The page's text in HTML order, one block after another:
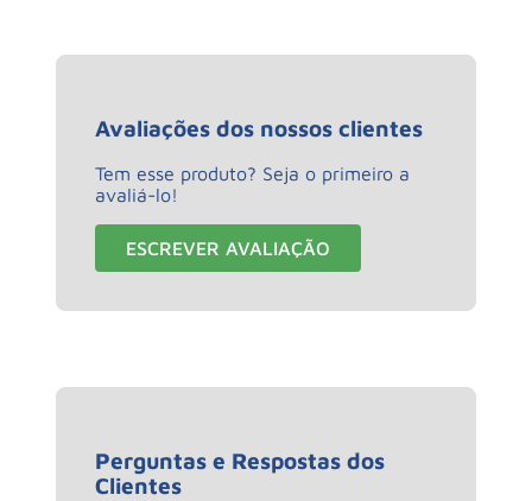
Avaliações dos nossos clientes
Tem esse produto? Seja o primeiro a
avaliá-lo!
ESCREVER AVALIAÇÃO
Perguntas e Respostas dos
Clientes